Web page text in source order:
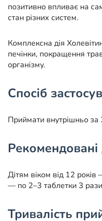
позитивно впливає на
стан різних систем.
Комплексна дія
печінки, покращення
організму.
Спосіб
Приймати внутрішньо за
Рекомендовані
Дітям віком від 12
— по 2–3 таблетки 3
Тривалість